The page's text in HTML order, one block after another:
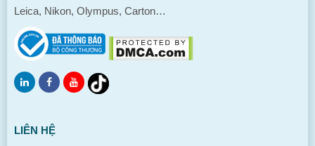
Leica, Nikon, Olympus, Carton…
LIÊN HỆ